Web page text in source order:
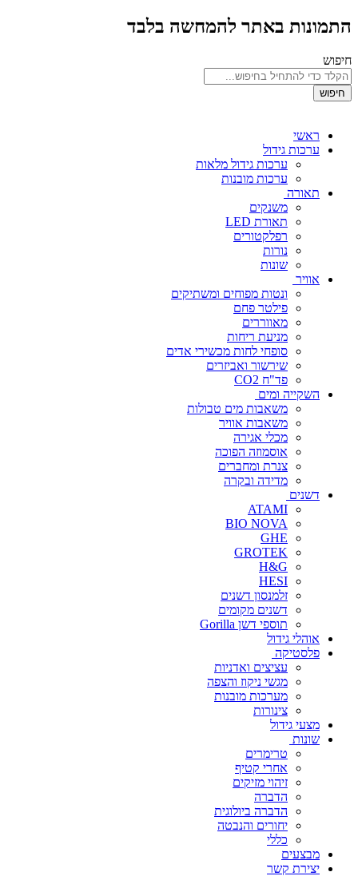
התמונות באתר להמחשה בלבד
חיפוש
חיפוש
ראשי
ערכות גידול
ערכות גידול מלאות
ערכות מובנות
תאורה
משנקים
תאורת LED
רפלקטורים
נורות
שונות
אוויר
ונטות מפוחים ומשתיקים
פילטר פחם
מאווררים
מניעת ריחות
סופחי לחות מכשירי אדים
שירשור ואביזרים
פד"ח CO2
השקייה ומים
משאבות מים טבולות
משאבות אוויר
מכלי אגירה
אוסמוזה הפוכה
צנרת ומחברים
מדידה ובקרה
דשנים
ATAMI
BIO NOVA
GHE
GROTEK
H&G
HESI
זלמנסון דשנים
דשנים מקומים
תוספי דשן Gorilla
אוהלי גידול
פלסטיקה
עציצים ואדניות
מגשי ניקוז והצפה
מערכות מובנות
צינורות
מצעי גידול
שונות
טרימרים
אחרי קטיף
זיהוי מזיקים
הדברה
הדברה ביולוגית
יחורים והנבטה
כללי
מבצעים
יצירת קשר